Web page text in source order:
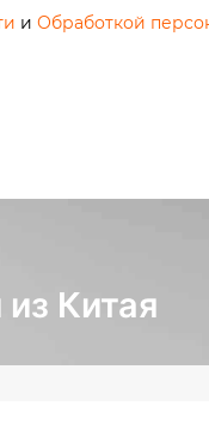
и Обработкой
Китая